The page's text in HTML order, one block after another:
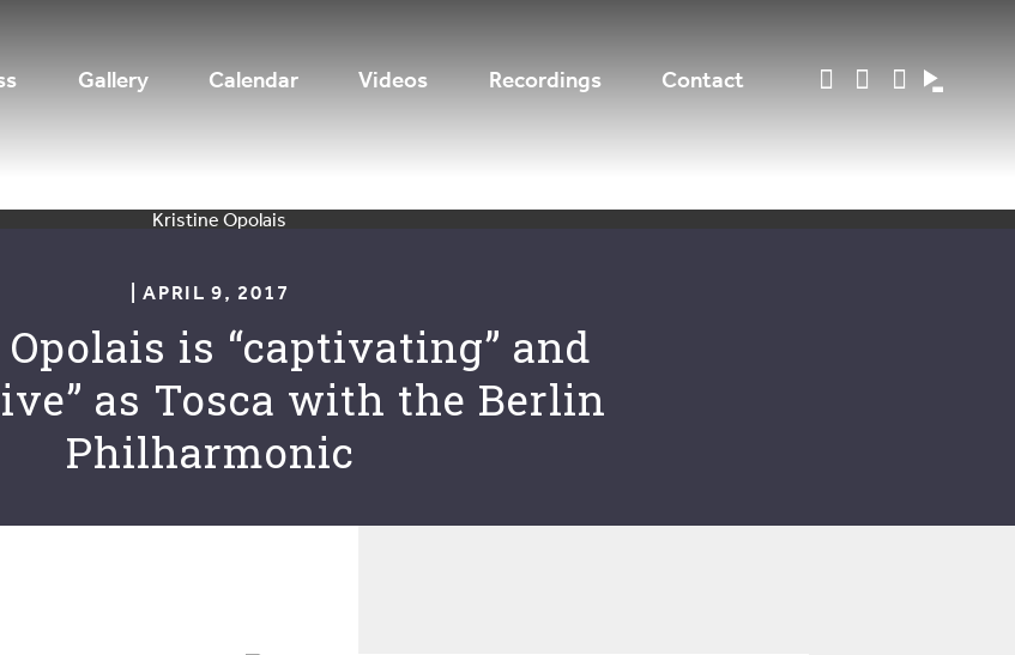
Gallery Calendar Videos Recordings Contact
| APRIL 9, 2017
is “captivating” and
as Tosca with the Berlin
Philharmonic